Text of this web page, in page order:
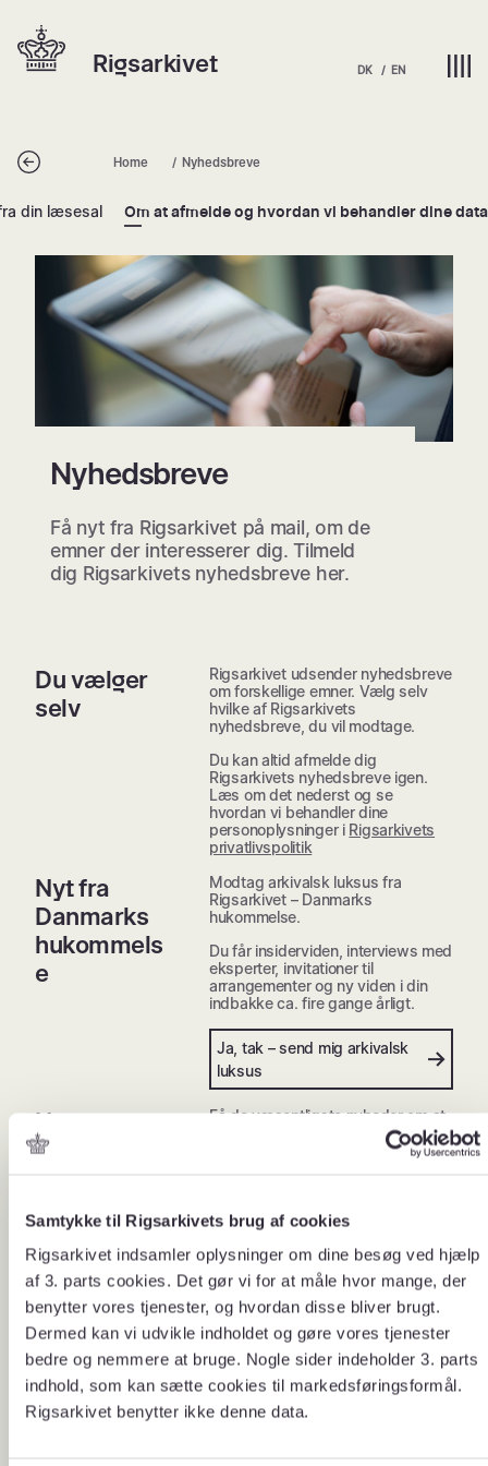
Samtykke til Rigsarkivets brug af cookies
Rigsarkivet indsamler oplysninger om dine besøg ved hjælp
af 3. parts cookies. Det gør vi for at måle hvor mange, der
benytter vores tjenester, og hvordan disse bliver brugt.
Dermed kan vi udvikle indholdet og gøre vores tjenester
bedre og nemmere at bruge. Nogle sider indeholder 3. parts
indhold, som kan sætte cookies til markedsføringsformål.
Rigsarkivet benytter ikke denne data.
Spring
indhold
Hjem | Home
Rigsarkivet DK EN
Tilbage Home Nyhedsbreve
din læsesal Om at afmelde og hvordan vi behandler dine data
Nyhedsbreve
Nyhedsbreve
Få nyt fra Rigsarkivet på mail, om de
emner der interesserer dig. Tilmeld
dig Rigsarkivets nyhedsbreve her.
Du vælger
selv
Rigsarkivet udsender nyhedsbreve
om forskellige emner. Vælg selv
hvilke af Rigsarkivets
nyhedsbreve, du vil modtage.
Du kan altid afmelde dig
Rigsarkivets nyhedsbreve igen.
Læs om det nederst og se
hvordan vi behandler dine
personoplysninger i Rigsarkivets
privatlivspolitik
Nyt fra
Danmarks
hukommels
e
Modtag arkivalsk luksus fra
Rigsarkivet – Danmarks
hukommelse.
Du får insiderviden, interviews med
eksperter, invitationer til
arrangementer og ny viden i din
indbakke ca. fire gange årligt.
Ja, tak – send mig arkivalsk
luksus
Nyt om
bevaring,
aflevering
Få de væsentligste nyheder om at
bevare, anmelde og aflevere data
til Rigsarkivet – fra regler og
Hold mig opdateret om at
bevare, anmelde og aflevere
Nyt fra
Arkivalieron
line
Ca. én gang om måneden
modtager du nyt fra
Arkivalieronline sammen med
eksempler til inspiration og
relevante nyheder til dig, der
besøger Rigsarkivet på nettet.